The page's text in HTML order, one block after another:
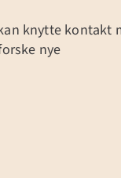
knytte kontakt
nye